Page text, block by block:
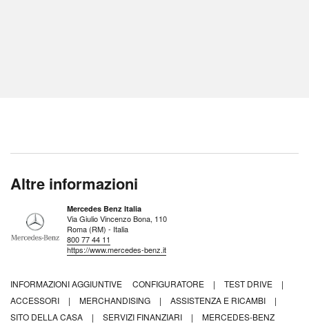
Altre informazioni
Mercedes Benz Italia
Via Giulio Vincenzo Bona, 110
Roma (RM) - Italia
800 77 44 11
https://www.mercedes-benz.it
INFORMAZIONI AGGIUNTIVE CONFIGURATORE | TEST DRIVE
|
ACCESSORI
| MERCHANDISING | ASSISTENZA E RICAMBI
|
SITO DELLA CASA
| SERVIZI FINANZIARI |
MERCEDES-BENZ